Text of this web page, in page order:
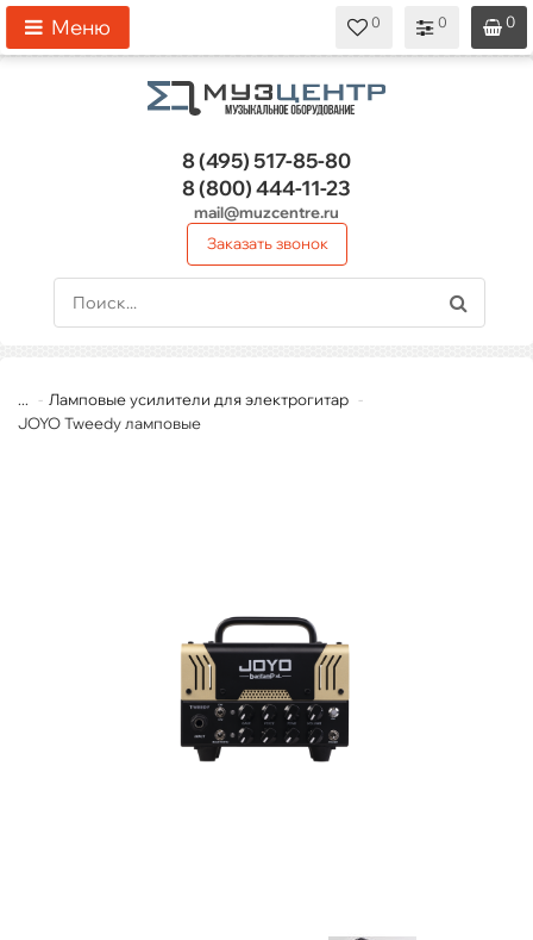
0
0
0
Меню
8 (495)517-85-80
8 (800)444-11-23
mail@muzcentre.ru
Заказать звонок
...
Ламповые усилители для электрогитар
JOYO Tweedy ламповые